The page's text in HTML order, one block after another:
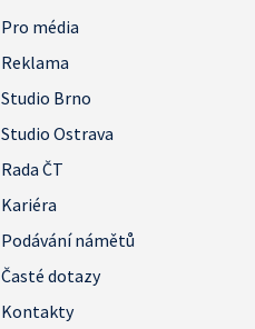
Pro média
Reklama
Studio Brno
Studio Ostrava
Rada ČT
Kariéra
Podávání námětů
Časté dotazy
Kontakty